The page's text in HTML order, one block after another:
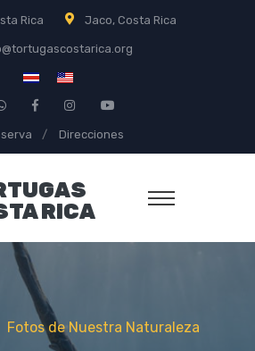
Rica Jaco, Costa Rica
Direcciones
RICA
Fotos de Nuestra Naturaleza